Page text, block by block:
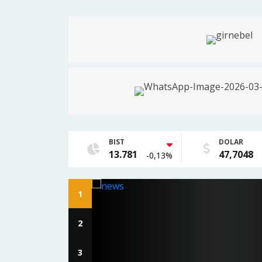
BIST
13.781 -0,13%
DOLAR
47,7048
1
2
3